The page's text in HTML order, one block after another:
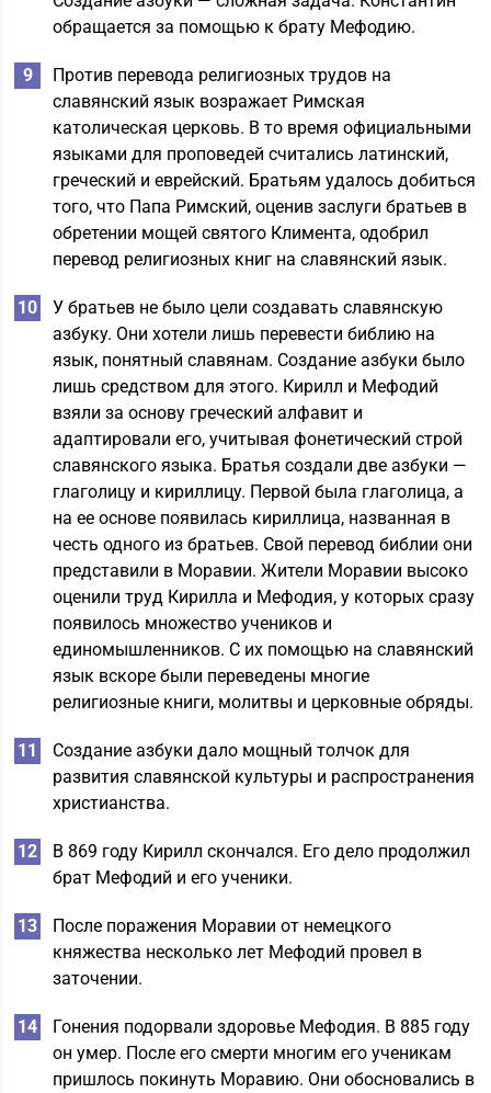
обращается за помощью к брату Мефодию.
Против перевода религиозных трудов на
славянский язык возражает Римская
католическая церковь. В то время официальными
языками для проповедей считались латинский,
греческий и еврейский. Братьям удалось добиться
того, что Папа Римский, оценив заслуги братьев в
обретении мощей святого Климента, одобрил
перевод религиозных книг на славянский язык.
У братьев не было цели создавать славянскую
азбуку. Они хотели лишь перевести библию на
язык, понятный славянам. Создание азбуки было
лишь средством для этого. Кирилл и Мефодий
взяли за основу греческий алфавит и
адаптировали его, учитывая фонетический строй
славянского языка. Братья создали две азбуки —
глаголицу и кириллицу. Первой была глаголица, а
на ее основе появилась кириллица, названная в
честь одного из братьев. Свой перевод библии они
представили в Моравии. Жители Моравии высоко
оценили труд Кирилла и Мефодия, у которых сразу
появилось множество учеников и
единомышленников. С их помощью на славянский
язык вскоре были переведены многие
религиозные книги, молитвы и церковные обряды.
Создание азбуки дало мощный толчок для
развития славянской культуры и распространения
христианства.
В 869 году Кирилл скончался. Его дело продолжил
брат Мефодий и его ученики.
После поражения Моравии от немецкого
княжества несколько лет Мефодий провел в
заточении.
Гонения подорвали здоровье Мефодия. В 885 году
он умер. После его смерти многим его ученикам
пришлось покинуть Моравию. Они обосновались в